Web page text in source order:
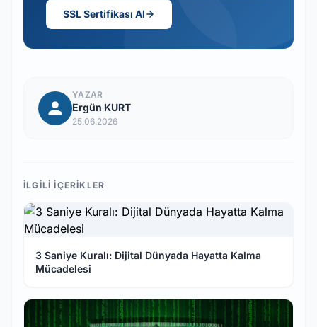
SSL Sertifikası Al
YAZAR
Ergün KURT
25.06.2026
İLGILI İÇERIKLER
3 Saniye Kuralı: Dijital Dünyada Hayatta Kalma
Mücadelesi